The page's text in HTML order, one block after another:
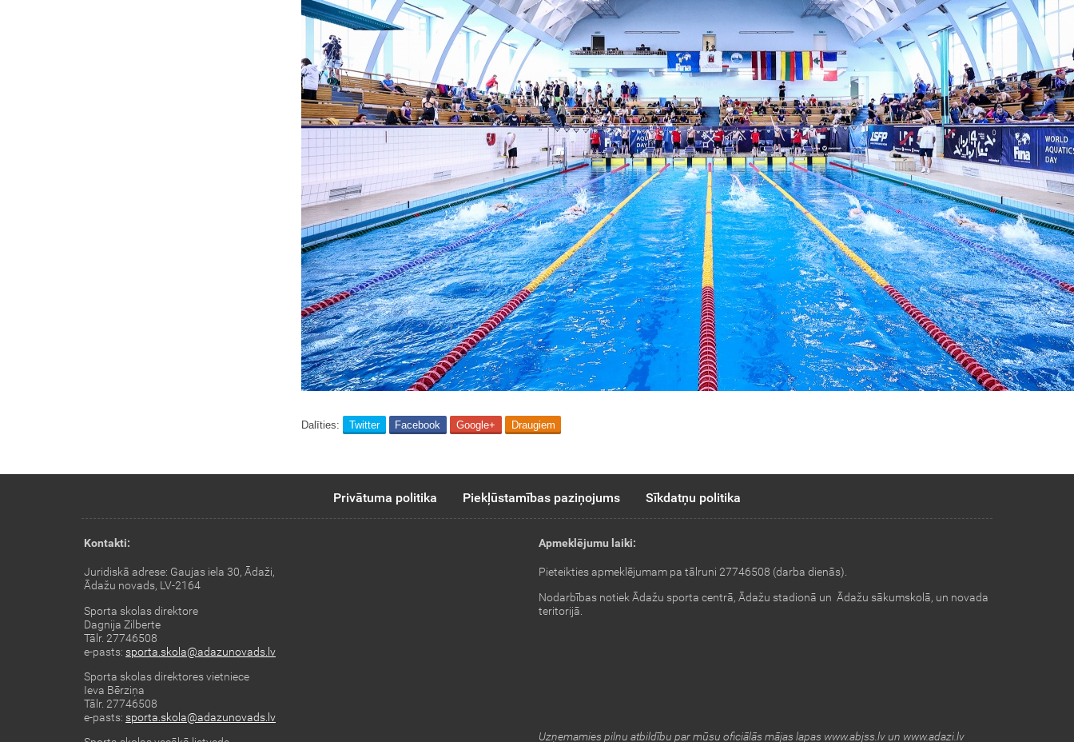
Dalīties: Twitter Facebook Google+ Draugiem
Privātuma politika Piekļūstamības paziņojums Sīkdatņu politika
Kontakti:
Juridiskā adrese: Gaujas iela 30, Ādaži,
Ādažu novads, LV-2164
Sporta skolas direktore
Dagnija Zilberte
Tālr. 27746508
e-pasts: sporta.skola@adazunovads.lv
Sporta skolas direktores vietniece
Ieva Bērziņa
Tālr. 27746508
e-pasts: sporta.skola@adazunovads.lv
Apmeklējumu laiki:
Pieteikties apmeklējumam pa tālruni 27746508 (darba dienās).
Nodarbības notiek Ādažu sporta centrā, Ādažu stadionā un Ādažu sākumskolā, un novada
teritorijā.
Uzņemamies pilnu atbildību par mūsu oficiālās mājas lapas www.abjss.lv un www.adazi.lv